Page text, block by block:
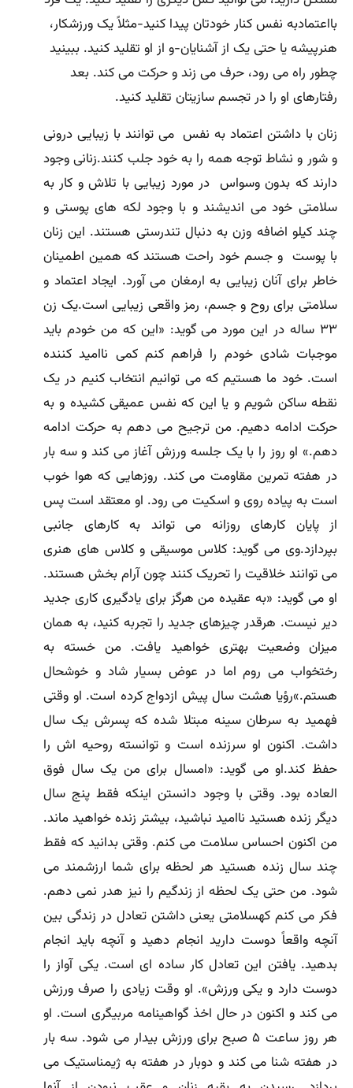
بااعتمادبه نفس کنار خودتان پیدا کنید-مثلاً یک ورزشکار،
هنرپیشه یا حتی یک از آشنایان-و از او تقلید کنید. ببینید
چطور راه می رود، حرف می زند و حرکت می کند. بعد
رفتارهای او را در تجسم سازیتان تقلید کنید.
زنان با داشتن اعتماد به نفس مى توانند با زیبایى درونى
و شور و نشاط توجه همه را به خود جلب کنند.زنانى وجود
دارند که بدون وسواس در مورد زیبایى با تلاش و کار به
سلامتى خود مى اندیشند و با وجود لکه هاى پوستى و
چند کیلو اضافه وزن به دنبال تندرستى هستند. این زنان
با پوست و جسم خود راحت هستند که همین اطمینان
خاطر براى آنان زیبایى به ارمغان مى آورد. ایجاد اعتماد و
سلامتى براى روح و جسم، رمز واقعى زیبایى است.یک زن
۳۳ ساله در این مورد مى گوید: «این که من خودم باید
موجبات شادى خودم را فراهم کنم کمى ناامید کننده
است. خود ما هستیم که مى توانیم انتخاب کنیم در یک
نقطه ساکن شویم و یا این که نفس عمیقى کشیده و به
حرکت ادامه دهیم. من ترجیح مى دهم به حرکت ادامه
دهم.» او روز را با یک جلسه ورزش آغاز مى کند و سه بار
در هفته تمرین مقاومت مى کند. روزهایى که هوا خوب
است به پیاده روى و اسکیت مى رود. او معتقد است پس
از پایان کارهاى روزانه مى تواند به کارهاى جانبى
بپردازد.وى مى گوید: کلاس موسیقى و کلاس هاى هنرى
مى توانند خلاقیت را تحریک کنند چون آرام بخش هستند.
او مى گوید: «به عقیده من هرگز براى یادگیرى کارى جدید
دیر نیست. هرقدر چیزهاى جدید را تجربه کنید، به همان
میزان وضعیت بهترى خواهید یافت. من خسته به
رختخواب مى روم اما در عوض بسیار شاد و خوشحال
هستم.»رؤیا هشت سال پیش ازدواج کرده است. او وقتى
فهمید به سرطان سینه مبتلا شده که پسرش یک سال
داشت. اکنون او سرزنده است و توانسته روحیه اش را
حفظ کند.او مى گوید: «امسال براى من یک سال فوق
العاده بود. وقتى با وجود دانستن اینکه فقط پنج سال
دیگر زنده هستید ناامید نباشید، بیشتر زنده خواهید ماند.
من اکنون احساس سلامت مى کنم. وقتى بدانید که فقط
چند سال زنده هستید هر لحظه براى شما ارزشمند مى
شود. من حتى یک لحظه از زندگیم را نیز هدر نمى دهم.
فکر مى کنم کهسلامتى یعنى داشتن تعادل در زندگى بین
آنچه واقعاً دوست دارید انجام دهید و آنچه باید انجام
بدهید. یافتن این تعادل کار ساده اى است. یکى آواز را
دوست دارد و یکى ورزش». او وقت زیادى را صرف ورزش
مى کند و اکنون در حال اخذ گواهینامه مربیگرى است. او
هر روز ساعت ۵ صبح براى ورزش بیدار مى شود. سه بار
در هفته شنا مى کند و دوبار در هفته به ژیمناستیک مى